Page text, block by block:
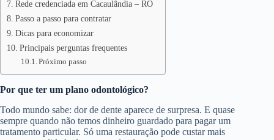
Rede credenciada em Cacaulândia – RO
Passo a passo para contratar
Dicas para economizar
Principais perguntas frequentes
Próximo passo
Por que ter um plano odontológico?
Todo mundo sabe: dor de dente aparece de surpresa. E quase
sempre quando não temos dinheiro guardado para pagar um
tratamento particular. Só uma restauração pode custar mais